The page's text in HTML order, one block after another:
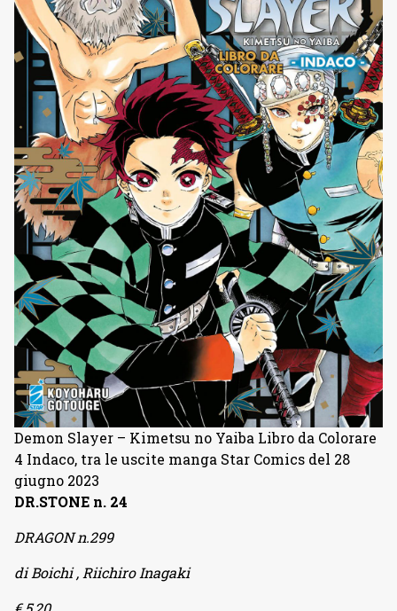
Demon Slayer – Kimetsu no Yaiba Libro da Colorare
4 Indaco, tra le uscite manga Star Comics del 28
giugno 2023
DR.STONE n. 24
DRAGON n.299
di Boichi , Riichiro Inagaki